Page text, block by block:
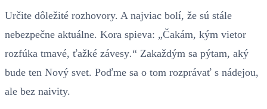
Určite dôležité rozhovory. A najviac bolí, že sú stále
nebezpečne aktuálne. Kora spieva: „Čakám, kým vietor
rozfúka tmavé, ťažké závesy.“ Zakaždým sa pýtam, aký
bude ten Nový svet. Poďme sa o tom rozprávať s nádejou,
ale bez naivity.